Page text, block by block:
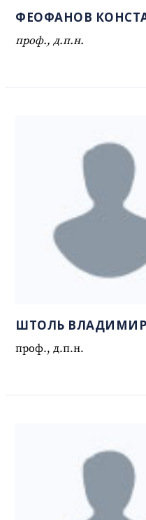
ФЕОФАНОВ
проф., д.п.н.
ШТОЛЬ
проф., д.п.н.